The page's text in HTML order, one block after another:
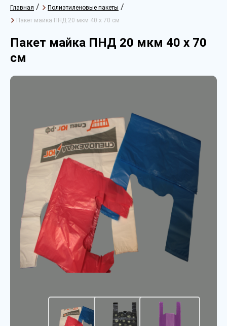
Главная / Полиэтиленовые пакеты /
Пакет майка ПНД 20 мкм 40 х 70 см
Пакет майка ПНД 20 мкм 40 х 70
см